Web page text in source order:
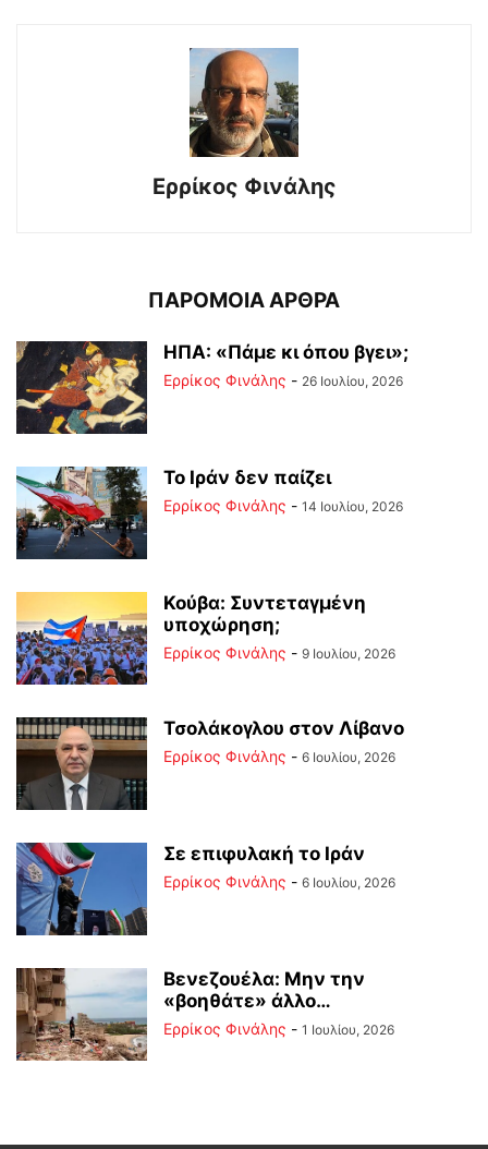
Ερρίκος Φινάλης
ΠΑΡΟΜΟΙΑ ΑΡΘΡΑ
ΗΠΑ: «Πάμε κι όπου βγει»;
Ερρίκος Φινάλης - 26 Ιουλίου, 2026
Το Ιράν δεν παίζει
Ερρίκος Φινάλης - 14 Ιουλίου, 2026
Κούβα: Συντεταγμένη
υποχώρηση;
Ερρίκος Φινάλης - 9 Ιουλίου, 2026
Τσολάκογλου στον Λίβανο
Ερρίκος Φινάλης - 6 Ιουλίου, 2026
Σε επιφυλακή το Ιράν
Ερρίκος Φινάλης - 6 Ιουλίου, 2026
Βενεζουέλα: Μην την
«βοηθάτε» άλλο…
Ερρίκος Φινάλης - 1 Ιουλίου, 2026